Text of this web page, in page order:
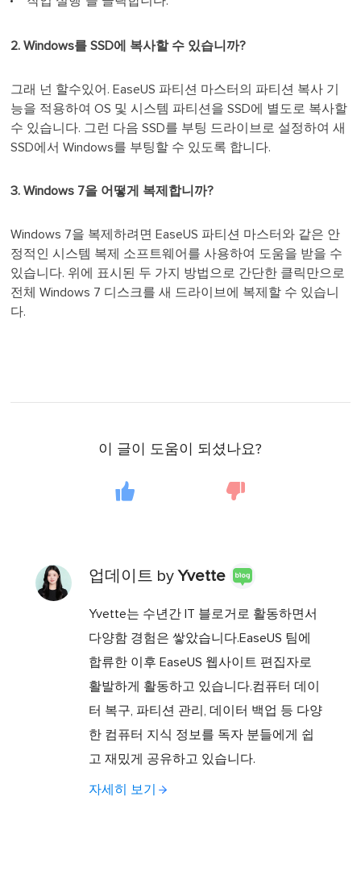
2. Windows를 SSD에 복사할 수 있습니까?
그래 넌 할수있어. EaseUS 파티션 마스터의 파티션 복사 기
능을 적용하여 OS 및 시스템 파티션을 SSD에 별도로 복사할
수 있습니다. 그런 다음 SSD를 부팅 드라이브로 설정하여 새
SSD에서 Windows를 부팅할 수 있도록 합니다.
3. Windows 7을 어떻게 복제합니까?
Windows 7을 복제하려면 EaseUS 파티션 마스터와 같은 안
정적인 시스템 복제 소프트웨어를 사용하여 도움을 받을 수
있습니다. 위에 표시된 두 가지 방법으로 간단한 클릭만으로
전체 Windows 7 디스크를 새 드라이브에 복제할 수 있습니
다.
이 글이 도움이 되셨나요?
업데이트 byYvette
Yvette는 수년간 IT 블로거로 활동하면서
다양함 경험은 쌓았습니다.EaseUS 팀에
합류한 이후 EaseUS 웹사이트 편집자로
활발하게 활동하고 있습니다.컴퓨터 데이
터 복구, 파티션 관리, 데이터 백업 등 다양
한 컴퓨터 지식 정보를 독자 분들에게 쉽
고 재밌게 공유하고 있습니다.
자세히 보기